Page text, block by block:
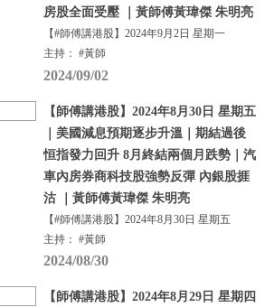
房股全面受壓 ｜黃師傅黃瑋傑 朱明亮
【#師傅講港股】2024年9月2日 星期一
主持： #黃師
2024/09/02
【師傅講港股】2024年8月30日 星期五
｜美國減息預期逐步升溫｜期結過後
恒指發力回升 8月終結兩個月跌勢｜汽
車內房券商科技股強勢反彈 內銀股捱
沽 ｜黃師傅黃瑋傑 朱明亮
【#師傅講港股】2024年8月30日 星期五
主持： #黃師
2024/08/30
【師傅講港股】2024年8月29日 星期四